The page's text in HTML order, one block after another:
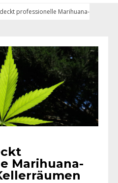
professionelle Marihuana-
Marihuana-